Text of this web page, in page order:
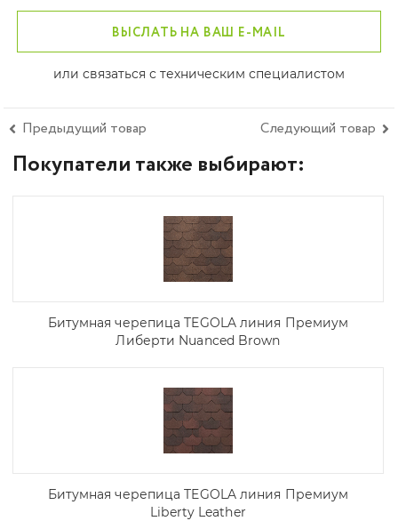
ВЫСЛАТЬ НА ВАШ E-MAIL
или связаться с техническим специалистом
Предыдущий товар Следующий товар
Покупатели также выбирают:
Битумная черепица TEGOLA линия Премиум
Либерти Nuanced Brown
Битумная черепица TEGOLA линия Премиум
Liberty Leather